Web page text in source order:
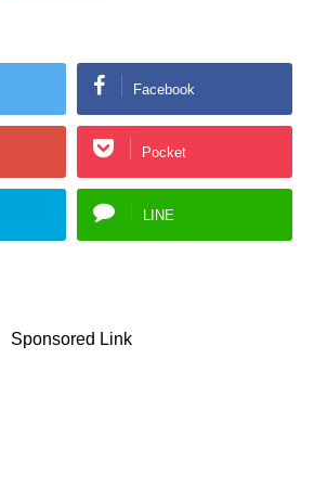
Facebook
Pocket
LINE
Sponsored Link